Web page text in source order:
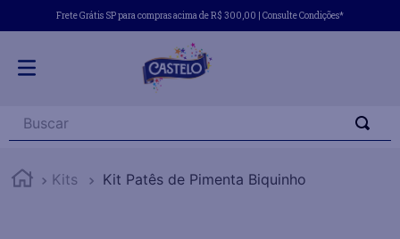
Frete Grátis SP para compras acima de R$ 300,00 | Consulte Condições*
Buscar
Kits Kit Patês de Pimenta Biquinho